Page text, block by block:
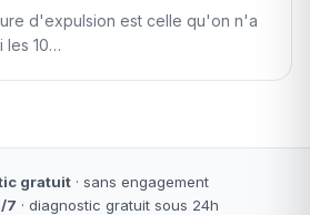
d'expulsion est celle qu'on n'a
les 10…
gratuit· sans engagement
7 · diagnostic gratuit sous 24h